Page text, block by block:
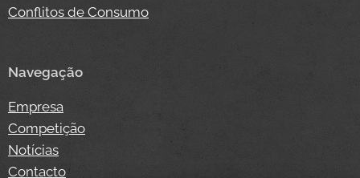
Conflitos de Consumo
Navegação
Empresa
Competição
Notícias
Contacto